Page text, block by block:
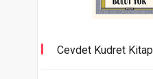
Cevdet Kudret